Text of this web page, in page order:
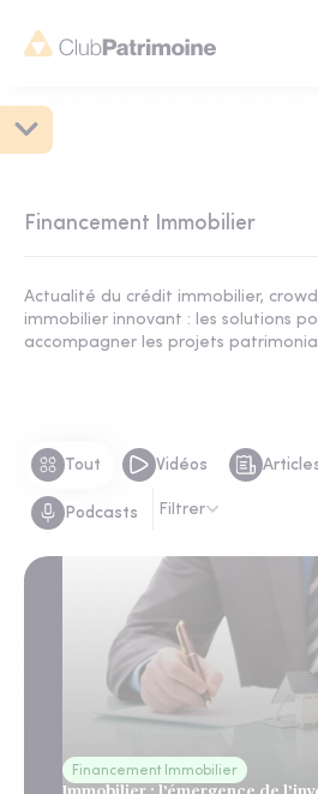
Financement Immobilier
Actualité du crédit immobilier,
immobilier innovant : les solutions
accompagner les projets
Tout Vidéos
Podcasts Filtrer
Financement Immobilier